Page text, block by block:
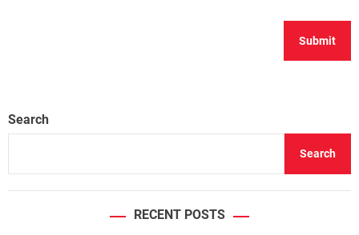
Search
Search
RECENT POSTS